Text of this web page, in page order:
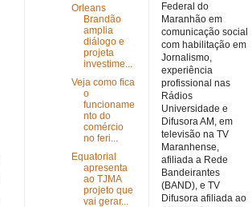
Orleans
Brandão
amplia
diálogo e
projeta
investime...
Veja como fica
o
funcioname
nto do
comércio
no feri...
Equatorial
apresenta
ao TJMA
projeto que
vai gerar...
Federal do
Maranhão em
comunicação social
com habilitação em
Jornalismo,
experiência
profissional nas
Rádios
Universidade e
Difusora AM, em
televisão na TV
Maranhense,
afiliada a Rede
Bandeirantes
(BAND), e TV
Difusora afiliada ao